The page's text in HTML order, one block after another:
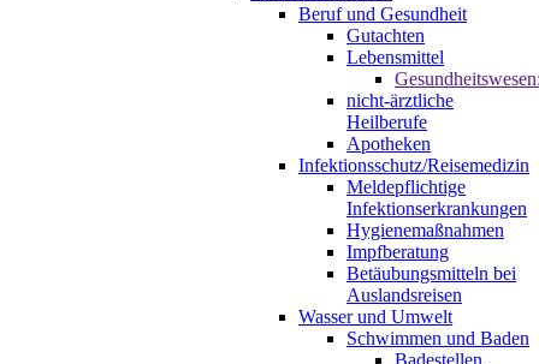
Beruf und Gesundheit
Gutachten
Lebensmittel
nicht-ärztliche
Heilberufe
Apotheken
Infektionsschutz/Reisemedizin
Meldepflichtige
Infektionserkrankungen
Hygienemaßnahmen
Impfberatung
Betäubungsmitteln bei
Auslandsreisen
Wasser und Umwelt
Schwimmen und Baden
Badestellen